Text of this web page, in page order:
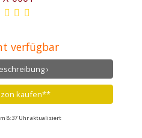
verfügbar
›
kaufen**
8:37 Uhr aktualisiert